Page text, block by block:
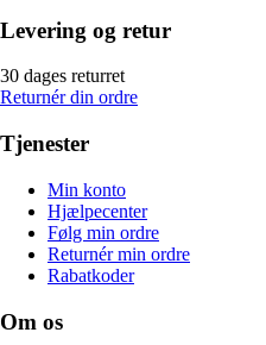
Levering og retur
30 dages returret
Returnér din ordre
Tjenester
Min konto
Hjælpecenter
Følg min ordre
Returnér min ordre
Rabatkoder
Om os